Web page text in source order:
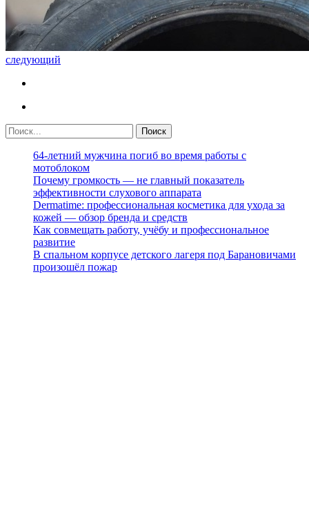
следующий
64-летний мужчина погиб во время работы с
мотоблоком
Почему громкость — не главный показатель
эффективности слухового аппарата
Dermatime: профессиональная косметика для ухода за
кожей — обзор бренда и средств
Как совмещать работу, учёбу и профессиональное
развитие
В спальном корпусе детского лагеря под Барановичами
произошёл пожар